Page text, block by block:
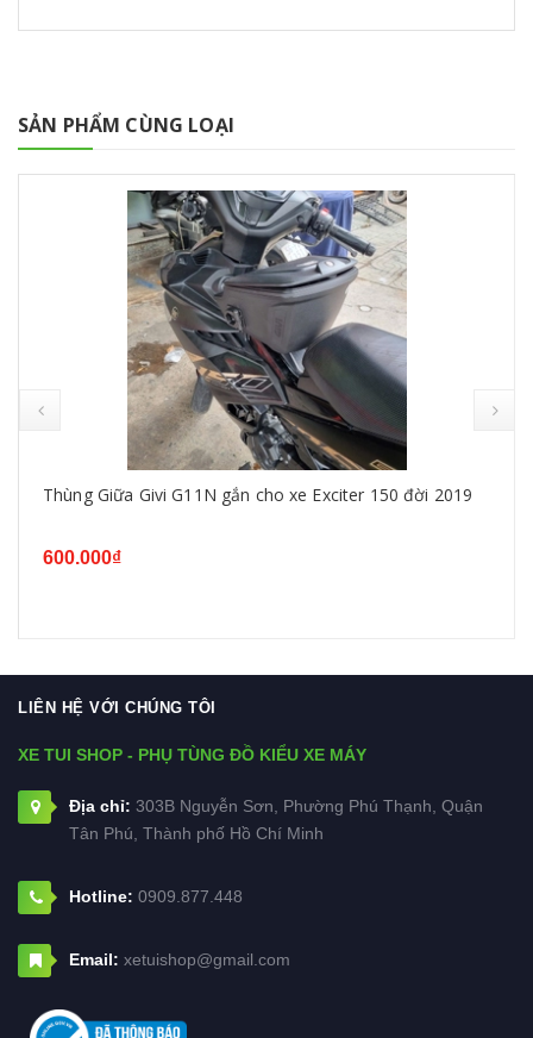
SẢN PHẨM CÙNG LOẠI
Thùng Giữa Givi G11N gắn cho xe Exciter 150 đời 2019
600.000₫
LIÊN HỆ VỚI CHÚNG TÔI
XE TUI SHOP - PHỤ TÙNG ĐỒ KIỂU XE MÁY
Địa chỉ: 303B Nguyễn Sơn, Phường Phú Thạnh, Quận
Tân Phú, Thành phố Hồ Chí Minh
Hotline: 0909.877.448
Email: xetuishop@gmail.com